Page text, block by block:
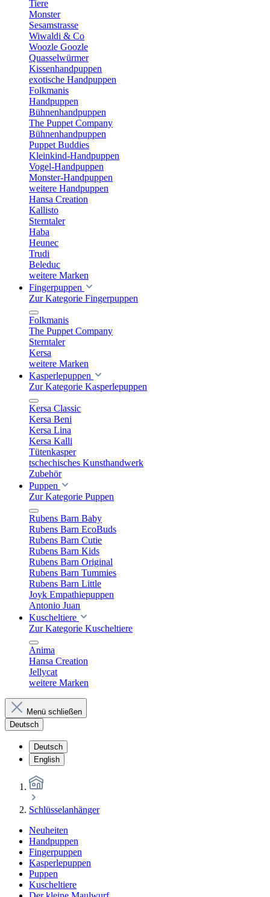
Tiere
Monster
Sesamstrasse
Wiwaldi & Co
Woozle Goozle
Quasselwürmer
Kissenhandpuppen
exotische Handpuppen
Folkmanis
Handpuppen
Bühnenhandpuppen
The Puppet Company
Bühnenhandpuppen
Puppet Buddies
Kleinkind-Handpuppen
Vogel-Handpuppen
Monster-Handpuppen
weitere Handpuppen
Hansa Creation
Kallisto
Sterntaler
Haba
Heunec
Trudi
Beleduc
weitere Marken
Fingerpuppen
Zur Kategorie Fingerpuppen
Folkmanis
The Puppet Company
Sterntaler
Kersa
weitere Marken
Kasperlepuppen
Zur Kategorie Kasperlepuppen
Kersa Classic
Kersa Beni
Kersa Lina
Kersa Kalli
Tütenkasper
tschechisches Kunsthandwerk
Zubehör
Puppen
Zur Kategorie Puppen
Rubens Barn Baby
Rubens Barn EcoBuds
Rubens Barn Cutie
Rubens Barn Kids
Rubens Barn Original
Rubens Barn Tummies
Rubens Barn Little
Joyk Empathiepuppen
Antonio Juan
Kuscheltiere
Zur Kategorie Kuscheltiere
Anima
Hansa Creation
Jellycat
weitere Marken
Menü schließen
Deutsch
Deutsch
English
Schlüsselanhänger
Neuheiten
Handpuppen
Fingerpuppen
Kasperlepuppen
Puppen
Kuscheltiere